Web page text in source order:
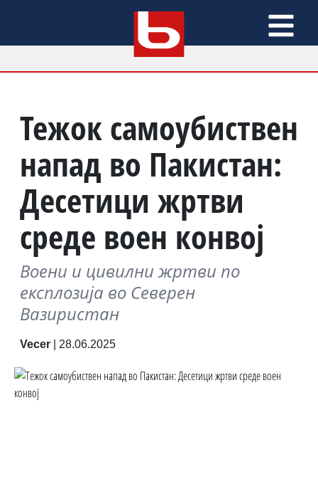
Тежок самоубиствен
напад во Пакистан:
Десетици жртви
среде воен конвој
Воени и цивилни жртви по
експлозија во Северен
Вазиристан
Vecer 28.06.2025